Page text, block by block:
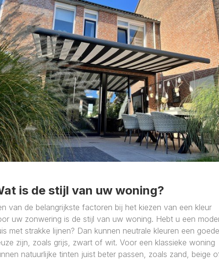
is de stijl van uw woning?
van de belangrijkste factoren bij het kiezen van een kleur
uw zonwering is de stijl van uw woning. Hebt u een
met strakke lijnen? Dan kunnen neutrale kleuren een goede
zijn, zoals grijs, zwart of wit. Voor een klassieke woning
natuurlijke tinten juist beter passen, zoals zand, beige